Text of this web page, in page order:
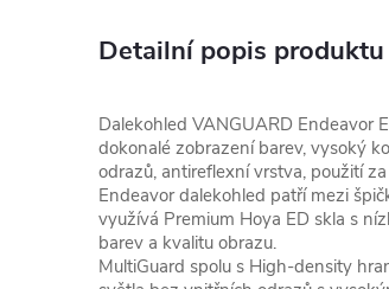
Detailní popis produktu
Dalekohled VANGUARD Endeavor
dokonalé zobrazení barev, vysoký
odrazů, antireflexní vrstva, použití
Endeavor dalekohled patří mezi
využívá Premium Hoya ED skla s
barev a kvalitu obrazu.
MultiGuard spolu s High-density